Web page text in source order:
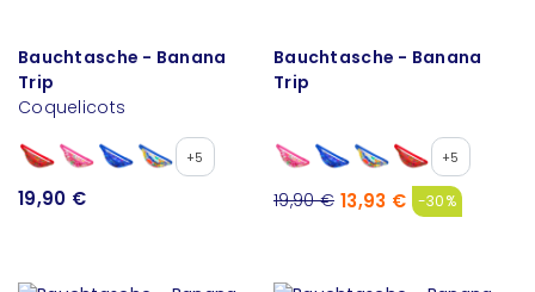
Bauchtasche - Banana
Trip
Coquelicots
+5
19,90 €
Bauchtasche - Banana
Trip
+5
19,90 € 13,93 € -30%